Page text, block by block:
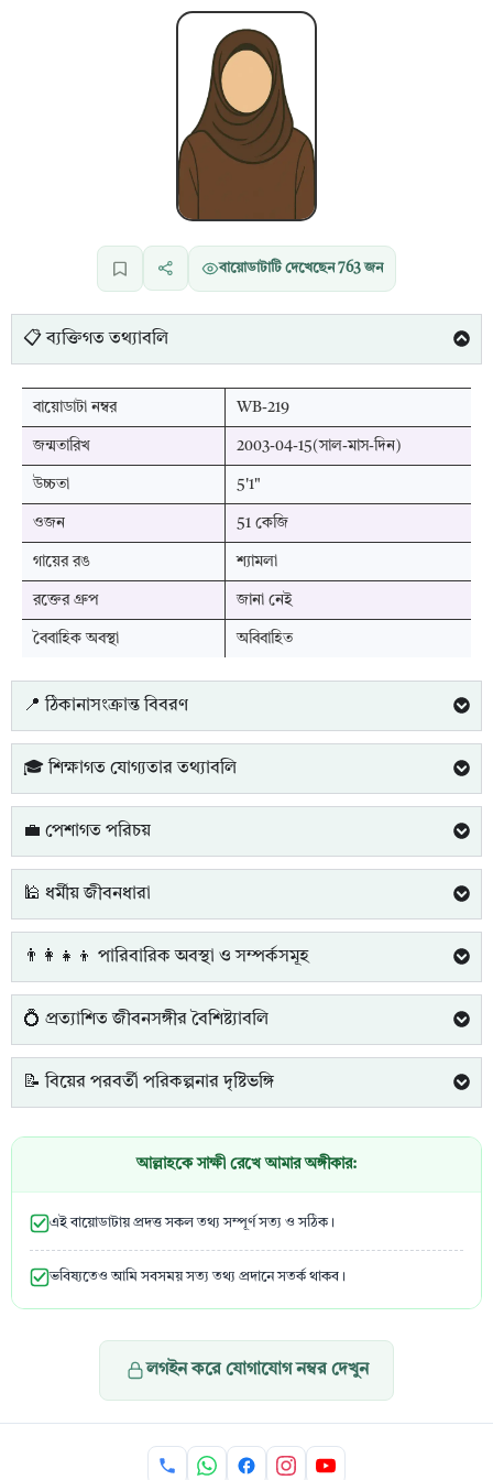
বায়োডাটাটি দেখেছেন763জন
📋 ব্যক্তিগত তথ্যাবলি
বায়োডাটা নম্বর WB-219
জন্মতারিখ 2003-04-15(সাল-মাস-দিন)
উচ্চতা 5'1"
ওজন 51 কেজি
গায়ের রঙ শ্যামলা
রক্তের গ্রুপ জানা নেই
বৈবাহিক অবস্থা অবিবাহিত
📍 ঠিকানাসংক্রান্ত বিবরণ
🎓 শিক্ষাগত যোগ্যতার তথ্যাবলি
💼 পেশাগত পরিচয়
🕌 ধর্মীয় জীবনধারা
👨‍👩‍👧‍👦 পারিবারিক অবস্থা ও সম্পর্কসমূহ
💍 প্রত্যাশিত জীবনসঙ্গীর বৈশিষ্ট্যাবলি
📝 বিয়ের পরবর্তী পরিকল্পনার দৃষ্টিভঙ্গি
আল্লাহকে সাক্ষী রেখে আমার অঙ্গীকার:
এই বায়োডাটায় প্রদত্ত সকল তথ্য সম্পূর্ণ সত্য ও সঠিক।
ভবিষ্যতেও আমি সবসময় সত্য তথ্য প্রদানে সতর্ক থাকব।
লগইন করে যোগাযোগ নম্বর দেখুন